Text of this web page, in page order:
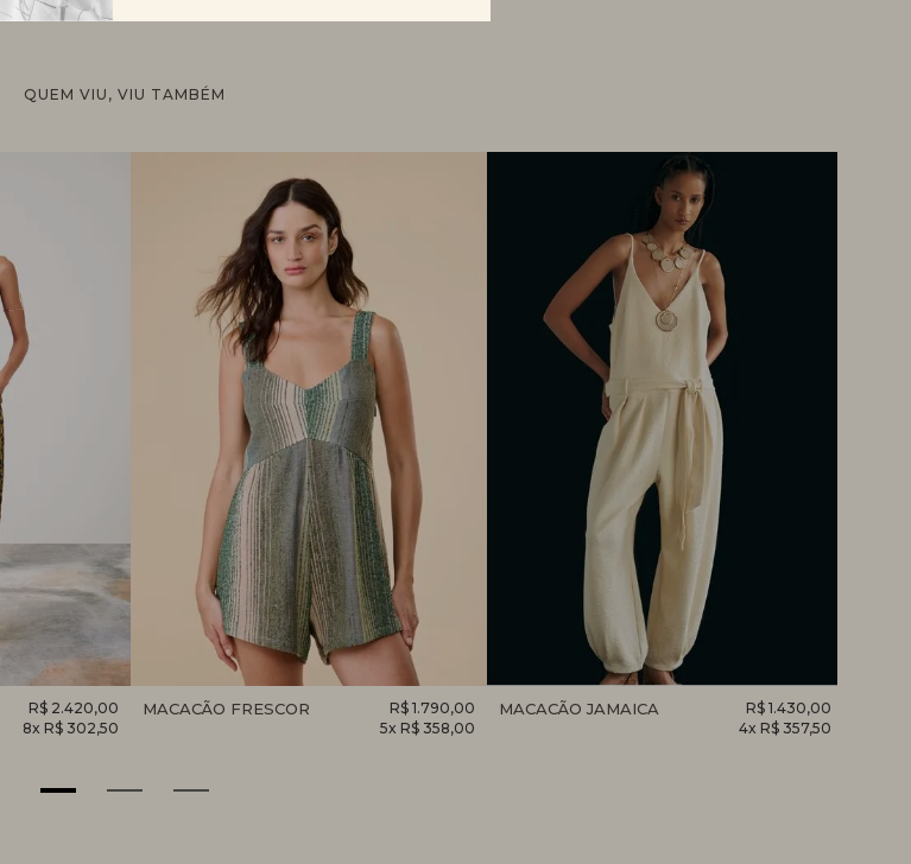
QUEM VIU, VIU TAMBÉM
R$ 2.420,00
8x R$ 302,50
MACACÃO FRESCOR
R$ 1.790,00
5x R$ 358,00
MACACÃO JAMAICA
R$ 1.430,00
4x R$ 357,50